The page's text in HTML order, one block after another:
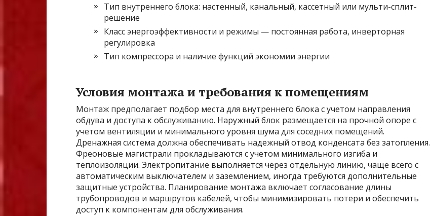
Тип внутреннего блока: настенный, канальный, кассетный или мульти-сплит-
решение
Класс энергоэффективности и режимы — постоянная работа, инверторная
регулировка
Тип компрессора и наличие функций экономии энергии
Условия монтажа и требования к помещениям
Монтаж предполагает подбор места для внутреннего блока с учетом направления
обдува и доступа к обслуживанию. Наружный блок размещается на прочной опоре с
учетом вентиляции и минимального уровня шума для соседних помещений.
Дренажная система должна обеспечивать надежный отвод конденсата без затопления.
Фреоновые магистрали прокладываются с учетом минимального изгиба и
теплоизоляции. Электропитание выполняется через отдельную линию, чаще всего с
автоматическим выключателем и заземлением, иногда требуются дополнительные
защитные устройства. Планирование монтажа включает согласование длины
трубопроводов и маршрутов кабелей, чтобы минимизировать потери и обеспечить
доступ к компонентам для обслуживания.